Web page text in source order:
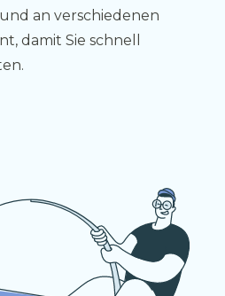
an verschiedenen
damit Sie schnell